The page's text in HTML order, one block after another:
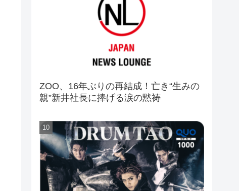
ZOO、16年ぶりの再結成！亡き“生みの
親”新井社長に捧げる涙の黙祷